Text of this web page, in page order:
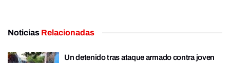
Noticias Relacionadas
Un detenido tras ataque armado contra joven